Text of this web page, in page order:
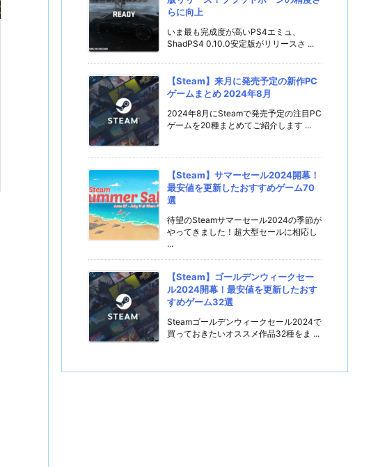
らに向上
いま最も完成度が高いPS4エミュ、
ShadPS4 0.10.0安定版がリリースさ ...
【Steam】来月に発売予定の新作PC
ゲームまとめ 2024年8月
2024年8月にSteamで発売予定の注目PC
ゲームを20種まとめてご紹介します ...
【Steam】サマーセール2024開幕！
最安値を更新したおすすめゲーム70
選
待望のSteamサマーセール2024の季節が
やってきました！超大型セールに相応し
...
【Steam】ゴールデンウィークセー
ル2024開幕！最安値を更新したおす
すめゲーム32選
Steamゴールデンウィークセール2024で
買っておきたいオススメ作品32種をま ...